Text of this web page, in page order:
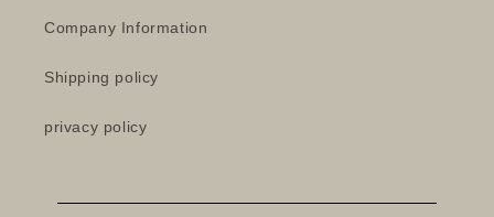
Company Information
Shipping policy
privacy policy